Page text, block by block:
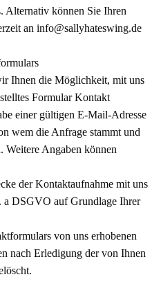
Alternativ können Sie Ihren
an info@sallyhateswing.de
Ihnen die Möglichkeit, mit uns
Formular Kontakt
einer gültigen E-Mail-Adresse
wem die Anfrage stammt und
Weitere Angaben können
der Kontaktaufnahme mit uns
DSGVO auf Grundlage Ihrer
von uns erhobenen
nach Erledigung der von Ihnen